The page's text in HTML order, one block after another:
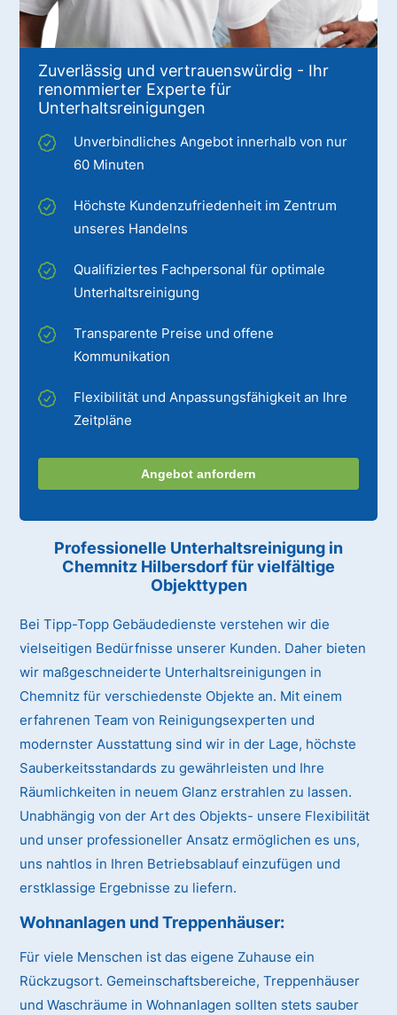
Zuverlässig und vertrauenswürdig - Ihr
renommierter Experte für
Unterhaltsreinigungen
Unverbindliches Angebot innerhalb von nur
60 Minuten
Höchste Kundenzufriedenheit im Zentrum
unseres Handelns
Qualifiziertes Fachpersonal für optimale
Unterhaltsreinigung
Transparente Preise und offene
Kommunikation
Flexibilität und Anpassungsfähigkeit an Ihre
Zeitpläne
Angebot anfordern
Professionelle Unterhaltsreinigung in
Chemnitz Hilbersdorffür vielfältige
Objekttypen
Bei Tipp-Topp Gebäudedienste verstehen wir die
vielseitigen Bedürfnisse unserer Kunden. Daher bieten
wir maßgeschneiderte Unterhaltsreinigungen in
Chemnitz für verschiedenste Objekte an. Mit einem
erfahrenen Team von Reinigungsexperten und
modernster Ausstattung sind wir in der Lage, höchste
Sauberkeitsstandards zu gewährleisten und Ihre
Räumlichkeiten in neuem Glanz erstrahlen zu lassen.
Unabhängig von der Art des Objekts- unsere Flexibilität
und unser professioneller Ansatz ermöglichen es uns,
uns nahtlos in Ihren Betriebsablauf einzufügen und
erstklassige Ergebnisse zu liefern.
Wohnanlagen und Treppenhäuser:
Für viele Menschen ist das eigene Zuhause ein
Rückzugsort. Gemeinschaftsbereiche, Treppenhäuser
und Waschräume in Wohnanlagen sollten stets sauber